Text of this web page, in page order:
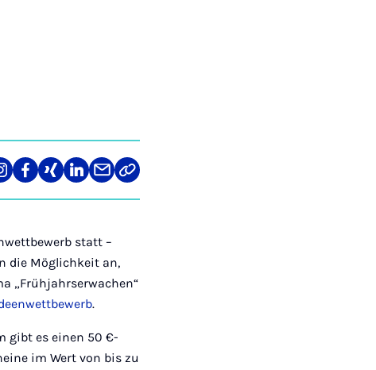
Teilen
auf
Teilen
auf
Teilen
auf
Teilen
auf
Teilen
über
Link
kopieren
statt –
die Möglichkeit an,
„Frühjahrserwachen“
.
gibt es einen 50 €-
im Wert von bis zu